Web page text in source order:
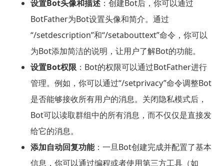
设置Bot头像和描述：创建Bot后，你可以通过
BotFather为Bot设置头像和简介。通过
“/setdescription”和“/setabouttext”命令，你可以
为Bot添加简洁的说明，让用户了解Bot的功能。
设置Bot权限：Bot的权限可以通过BotFather进行
管理。例如，你可以通过“/setprivacy”命令调整Bot
是否能够接收所有用户的消息。关闭隐私模式后，
Bot可以读取群组中的所有消息，而不仅仅是直接发
给它的消息。
添加自动回复功能：一旦Bot创建完成并配置了基本
信息，你可以通过编程或者使用第三方工具（如